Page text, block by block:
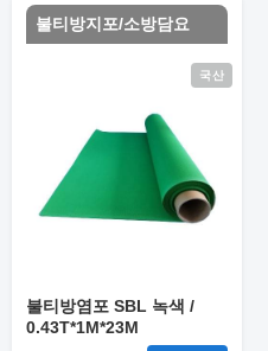
불티방지포/소방담요
국산
불티방염포 SBL 녹색 /
0.43T*1M*23M